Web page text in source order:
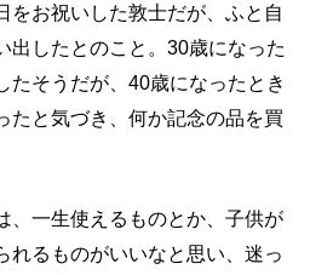
をお祝いした敦士だが、ふと自
出したとのこと。30歳になった
たそうだが、40歳になったとき
たと気づき、何か記念の品を買
、一生使えるものとか、子供が
れるものがいいなと思い、迷っ